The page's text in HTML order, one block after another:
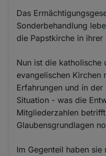
Das
Sonderbehandlung
die Papstkirche in
Nun ist die katholische
evangelischen Kirchen
Erfahrungen und in
Situation - was die
Mitgliederzahlen
Glaubensgrundlagen
Im Gegenteil haben